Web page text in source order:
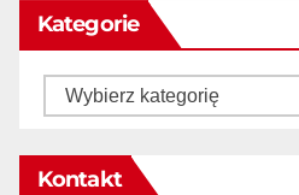
Kategorie
Kontakt